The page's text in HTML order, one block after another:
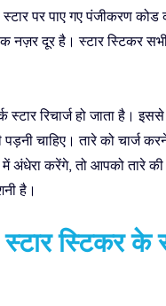
पर पाए गए पंजीकरण
दूर है। स्टार स्टिकर
स्टार रिचार्ज हो जाता
पड़नी चाहिए। तारे को
करेंगे, तो आपको तारे
है।
स्टार स्टिकर